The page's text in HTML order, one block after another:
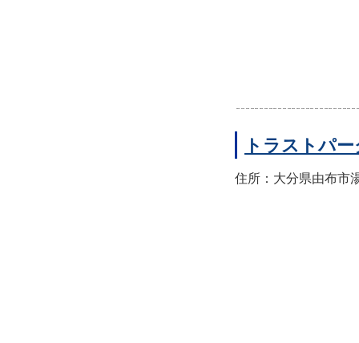
トラストパ
住所：大分県由布市